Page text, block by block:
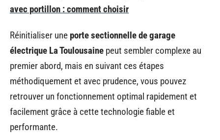
avec portillon : comment choisir
Réinitialiser une porte sectionnelle de garage
électrique La Toulousaine peut sembler complexe au
premier abord, mais en suivant ces étapes
méthodiquement et avec prudence, vous pouvez
retrouver un fonctionnement optimal rapidement et
facilement grâce à cette technologie fiable et
performante.